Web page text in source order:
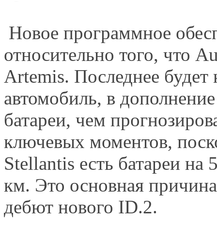
Новое программное
относительно того, что
Artemis. Последнее будет
автомобиль, в
батареи, чем
ключевых моментов,
Stellantis есть батареи на
км. Это основная
дебют нового ID.2.